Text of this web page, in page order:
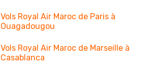
Vols Royal Air Maroc de Paris à
Ouagadougou
Vols Royal Air Maroc de Marseille à
Casablanca